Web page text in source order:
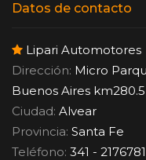
Datos de contacto
Lipari Automotores
Dirección: Micro
Buenos Aires km280.5
Ciudad: Alvear
Provincia: Santa Fe
Teléfono: 341 - 2176781